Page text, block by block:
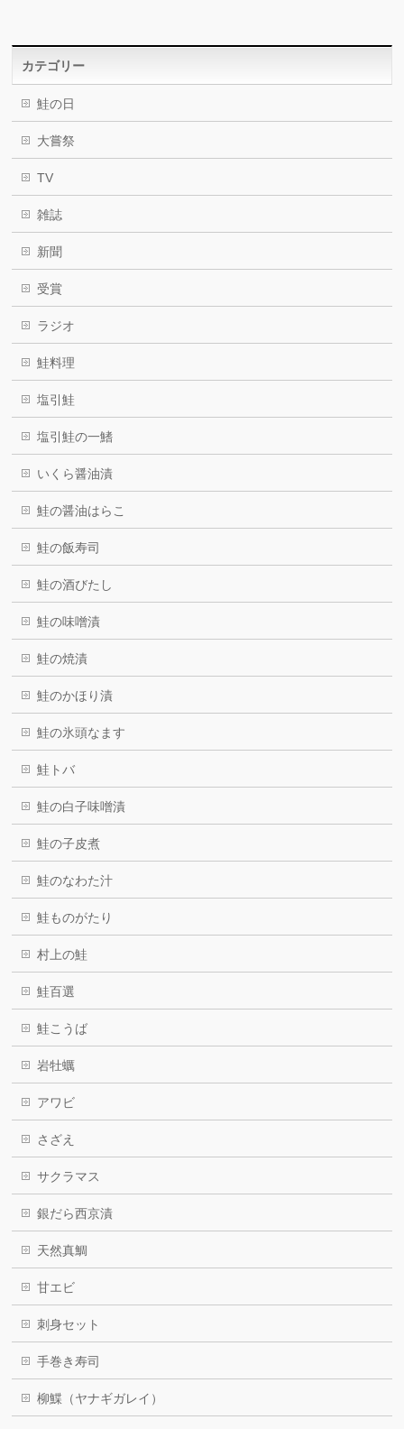
カテゴリー
鮭の日
大嘗祭
TV
雑誌
新聞
受賞
ラジオ
鮭料理
塩引鮭
塩引鮭の一鰭
いくら醤油漬
鮭の醤油はらこ
鮭の飯寿司
鮭の酒びたし
鮭の味噌漬
鮭の焼漬
鮭のかほり漬
鮭の氷頭なます
鮭トバ
鮭の白子味噌漬
鮭の子皮煮
鮭のなわた汁
鮭ものがたり
村上の鮭
鮭百選
鮭こうば
岩牡蠣
アワビ
さざえ
サクラマス
銀だら西京漬
天然真鯛
甘エビ
刺身セット
手巻き寿司
柳鰈（ヤナギガレイ）